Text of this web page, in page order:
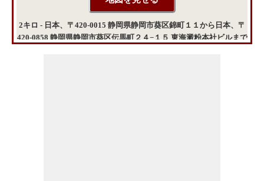
2キロ - 日本、〒420-0015 静岡県静岡市葵区錦町１１から日本、〒
420-0858 静岡県静岡市葵区伝馬町２４−１５ 東海澱粉本社ビルまで